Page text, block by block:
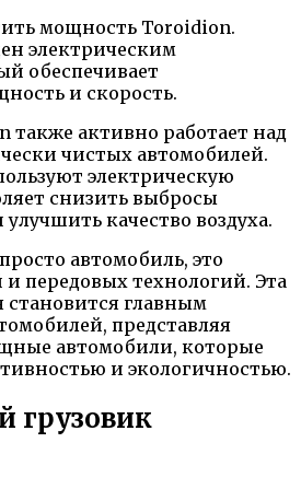
мощность Toroidion.
электрическим
обеспечивает
и скорость.
активно работает над
чистых автомобилей.
электрическую
снизить выбросы
качество воздуха.
автомобиль, это
передовых технологий. Эта
главным
представляя
автомобили, которые
и экологичностью.
грузовик